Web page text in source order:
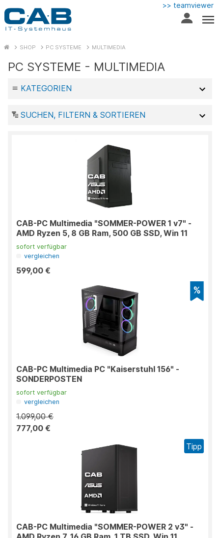
>> teamviewer
SHOP PC SYSTEME MULTIMEDIA
PC SYSTEME - MULTIMEDIA
KATEGORIEN
SUCHEN, FILTERN & SORTIEREN
CAB-PC Multimedia "SOMMER-POWER 1 v7" -
AMD Ryzen 5, 8 GB Ram, 500 GB SSD, Win 11
sofort verfügbar
vergleichen
599,00 €
CAB-PC Multimedia PC "Kaiserstuhl 156" -
SONDERPOSTEN
sofort verfügbar
vergleichen
1.099,00 €
777,00 €
Tipp
CAB-PC Multimedia "SOMMER-POWER 2 v3" -